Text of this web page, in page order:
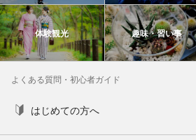
体験観光 趣味・習い事
よくある質問・初心者ガイド
はじめての方へ